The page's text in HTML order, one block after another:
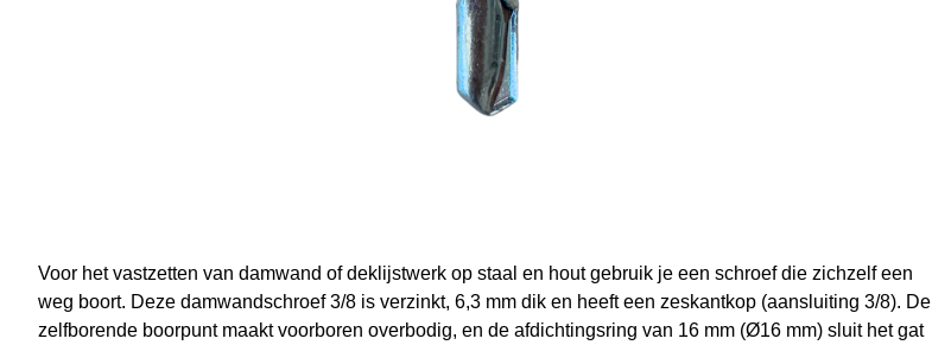
Voor het vastzetten van damwand of deklijstwerk op staal en hout gebruik je een schroef die zichzelf een
weg boort. Deze damwandschroef 3/8 is verzinkt, 6,3 mm dik en heeft een zeskantkop (aansluiting 3/8). De
zelfborende boorpunt maakt voorboren overbodig, en de afdichtingsring van 16 mm (Ø16 mm) sluit het gat